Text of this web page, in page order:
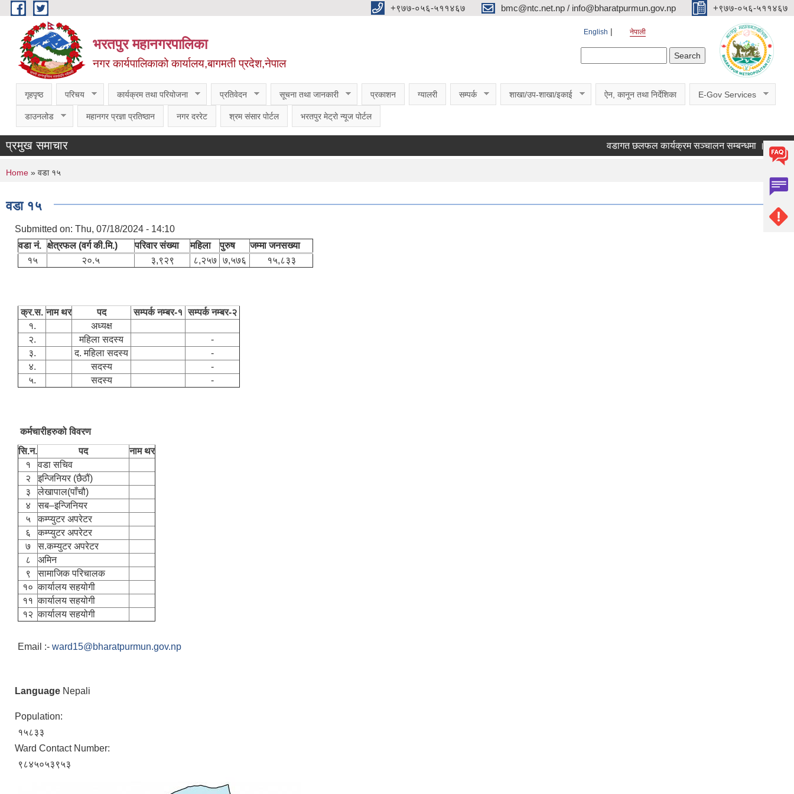
Skip to main content ‌‌+९७७-०५६-५११४६७ bmc@ntc.net.np / info@bharatpurmun.gov.np ‌‌+९७७-०५६-५११४६७
भरतपुर महानगरपालिका
नगर कार्यपालिकाको कार्यालय,बागमती प्रदेश,नेपाल
English नेपाली
गृहपृष्ठ परिचय कार्यक्रम तथा परियोजना प्रतिवेदन सूचना तथा जानकारी प्रकाशन ग्यालरी सम्पर्क शाखा/उप-शाखा/इकाई ऐन, कानून तथा निर्देशिका E-Gov Services
डाउनलोड महानगर प्रज्ञा प्रतिष्ठान नगर दररेट श्रम संसार पोर्टल भरतपुर मेट्रो न्यूज पोर्टल
प्रमुख समाचार वडागत छलफल कार्यक्रम सञ्चालन सम्बन्धमा । कक्षा
You are here
Home » वडा १५
वडा १५
Submitted on: Thu, 07/18/2024 - 14:10
वडा नं. क्षेत्रफल (वर्ग की.मि.) परिवार संख्या महिला पुरुष
जम्मा जनसख्या
१५
२०.५ ३,९२९ ८,२५७ ७,५७६ १५,८३३
क्र.स. नाम थर पद सम्पर्क नम्बर-१ सम्पर्क नम्बर-२
१.
अध्यक्ष
२.
महिला सदस्य
-
३.
द. महिला सदस्य
-
४.
सदस्य
-
५.
सदस्य -
कर्मचारीहरुको विवरण
सि.न.
पद
नाम थर
१
वडा सचिव
२
इन्जिनियर (छैठौं)
३
लेखापाल(पाँचौ)
४
सब–इन्जिनियर
५
कम्प्युटर अपरेटर
६
कम्प्युटर अपरेटर
७
स.कम्युटर अपरेटर
८
अमिन
९
सामाजिक परिचालक
१० कार्यालय सहयोगी
११ कार्यालय सहयोगी
१२ कार्यालय सहयोगी
Email :- ward15@bharatpurmun.gov.np
Language Nepali
Population:
१५८३३
Ward Contact Number:
९८४५०५३९५३